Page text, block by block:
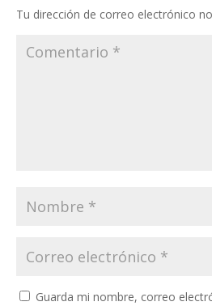
Tu dirección de correo electrónico
Guarda mi nombre, correo